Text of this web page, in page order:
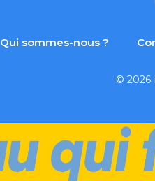
Qui sommes-nous ?
© 2026